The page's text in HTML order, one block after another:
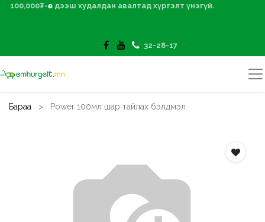
100,000₮-өөс дээш худалдан авалтад хүргэлт үнэгүй.
32-28-17
Бараа Power 100мл шар тайлах бэлдмэл